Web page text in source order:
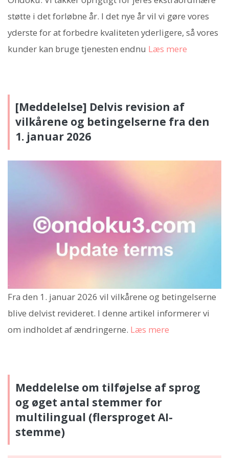
støtte i det forløbne år. I det nye år vil vi gøre vores
yderste for at forbedre kvaliteten yderligere, så vores
kunder kan bruge tjenesten endnu Læs mere
[Meddelelse] Delvis revision af
vilkårene og betingelserne fra den
1. januar 2026
Fra den 1. januar 2026 vil vilkårene og betingelserne
blive delvist revideret. I denne artikel informerer vi
om indholdet af ændringerne. Læs mere
Meddelelse om tilføjelse af sprog
og øget antal stemmer for
multilingual (flersproget AI-
stemme)